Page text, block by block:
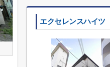
エクセレンスハイツ